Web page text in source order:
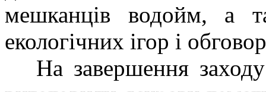
мешканців водойм, а
екологічних ігор і
На завершення заходу